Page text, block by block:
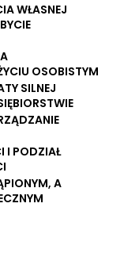
WŁASNEJ
OSOBISTYM
SILNEJ
I PODZIAŁ
A